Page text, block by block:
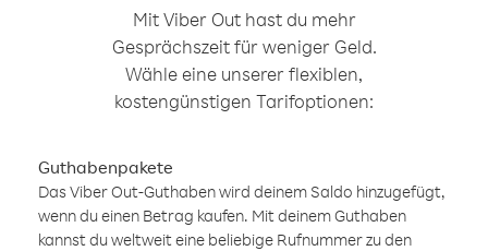
Mit Viber Out hast du mehr
Gesprächszeit für weniger Geld.
Wähle eine unserer flexiblen,
kostengünstigen Tarifoptionen:
Guthabenpakete
Das Viber Out-Guthaben wird deinem Saldo hinzugefügt,
wenn du einen Betrag kaufen. Mit deinem Guthaben
kannst du weltweit eine beliebige Rufnummer zu den